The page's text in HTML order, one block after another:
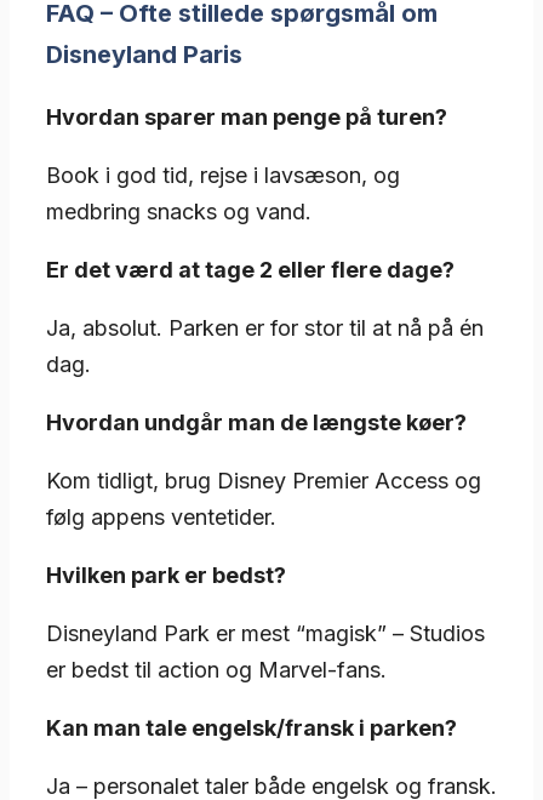
FAQ – Ofte stillede spørgsmål om
Disneyland Paris
Hvordan sparer man penge på turen?
Book i god tid, rejse i lavsæson, og
medbring snacks og vand.
Er det værd at tage 2 eller flere dage?
Ja, absolut. Parken er for stor til at nå på én
dag.
Hvordan undgår man de længste køer?
Kom tidligt, brug Disney Premier Access og
følg appens ventetider.
Hvilken park er bedst?
Disneyland Park er mest “magisk” – Studios
er bedst til action og Marvel-fans.
Kan man tale engelsk/fransk i parken?
Ja – personalet taler både engelsk og fransk.